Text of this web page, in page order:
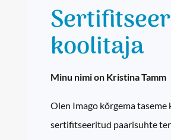
koolitaja
Minu nimi on Kristina Tamm
Olen Imago kõrgema taseme
sertifitseeritud paarisuhte